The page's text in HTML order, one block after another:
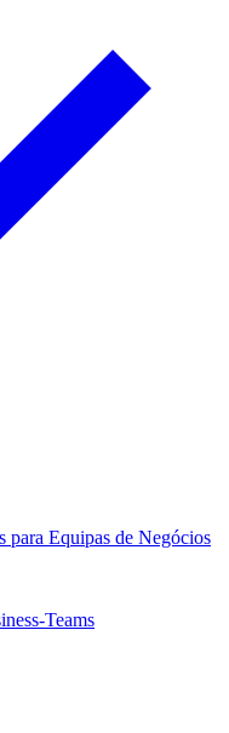
para Equipas de Negócios
Teams